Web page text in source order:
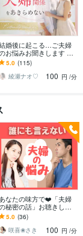
婚後に起こる…ご夫婦
お悩みお聞きします 付
合った当初の好き❤️か
ら新しいレベルの好き❤️
へ✨
5.0 (115)
綾瀬ナオ♡
100 円 /分
あなたの味方で❤️「夫婦
秘密の話」お聴きしま
⭐些細なことから深刻
な悩みまで、先ずはご相
ください❤️
5.0 (36)
咲喜❀さき
100 円 /分